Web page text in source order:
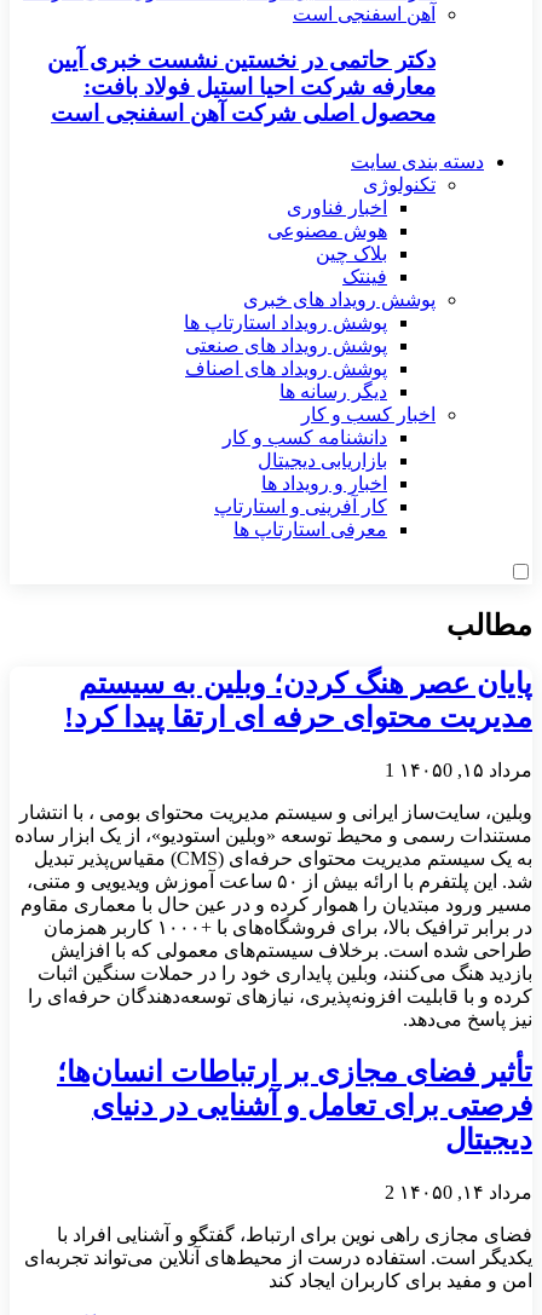
دکتر حاتمی در نخستین نشست خبری آیین
معارفه شرکت احیا استیل فولاد بافت:
محصول اصلی شرکت آهن اسفنجی است
دسته بندی سایت
تکنولوژی
اخبار فناوری
هوش مصنوعی
بلاک چین
فینتک
پوشش رویداد های خبری
پوشش رویداد استارتاپ ها
پوشش رویداد های صنعتی
پوشش رویداد های اصناف
دیگر رسانه ها
اخبار کسب و کار
دانشنامه کسب و کار
بازاریابی دیجیتال
اخبار و رویداد ها
کار آفرینی و استارتاپ
معرفی استارتاپ ها
مطالب
پایان عصر هنگ کردن؛ وبلین به سیستم
مدیریت محتوای حرفه ای ارتقا پیدا کرد!
مرداد ۱۵, ۱۴۰۵ 0
1
وبلین، سایت‌ساز ایرانی و سیستم مدیریت محتوای بومی ، با انتشار
مستندات رسمی و محیط توسعه «وبلین استودیو»، از یک ابزار ساده
به یک سیستم مدیریت محتوای حرفه‌ای (CMS) مقیاس‌پذیر تبدیل
شد. این پلتفرم با ارائه بیش از ۵۰ ساعت آموزش ویدیویی و متنی،
مسیر ورود مبتدیان را هموار کرده و در عین حال با معماری مقاوم
در برابر ترافیک بالا، برای فروشگاه‌های با +۱۰۰۰ کاربر همزمان
طراحی شده است. برخلاف سیستم‌های معمولی که با افزایش
بازدید هنگ می‌کنند، وبلین پایداری خود را در حملات سنگین اثبات
کرده و با قابلیت افزونه‌پذیری، نیازهای توسعه‌دهندگان حرفه‌ای را
نیز پاسخ می‌دهد.
تأثیر فضای مجازی بر ارتباطات انسان‌ها؛
فرصتی برای تعامل و آشنایی در دنیای
دیجیتال
مرداد ۱۴, ۱۴۰۵ 0
2
فضای مجازی راهی نوین برای ارتباط، گفتگو و آشنایی افراد با
یکدیگر است. استفاده درست از محیط‌های آنلاین می‌تواند تجربه‌ای
امن و مفید برای کاربران ایجاد کند